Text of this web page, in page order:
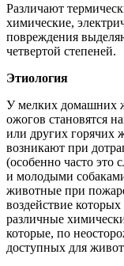
Различают
химические,
повреждения
четвертой степеней.
Этиология
У мелких домашних
ожогов становятся
или других горячих
возникают при
(особенно часто это
и молодыми
животные при
воздействие
различные
которые, по
доступных для